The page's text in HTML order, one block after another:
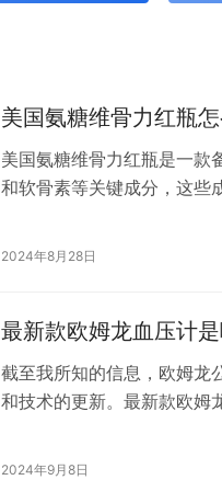
美国氨糖维骨力红瓶
美国氨糖维骨力红瓶是一款
和软骨素等关键成分，这些
具有70年的生产历史，因
2024年8月28日
最新款欧姆龙血压计
截至我所知的信息，欧姆龙
和技术的更新。最新款欧姆
产品发布信息或直接咨询
2024年9月8日